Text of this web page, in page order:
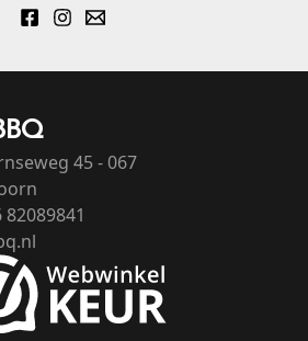
45 - 067